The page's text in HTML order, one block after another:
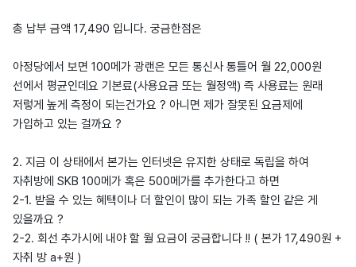
총 납부 금액 17,490 입니다. 궁금한점은
아정당에서 보면 100메가 광랜은 모든 통신사 통틀어 월 22,000원
선에서 평균인데요 기본료(사용요금 또는 월정액) 즉 사용료는 원래
저렇게 높게 측정이 되는건가요 ? 아니면 제가 잘못된 요금제에
가입하고 있는 걸까요 ?
2. 지금 이 상태에서 본가는 인터넷은 유지한 상태로 독립을 하여
자취방에 SKB 100메가 혹은 500메가를 추가한다고 하면
2-1. 받을 수 있는 혜택이나 더 할인이 많이 되는 가족 할인 같은 게
있을까요 ?
2-2. 회선 추가시에 내야 할 월 요금이 궁금합니다 !! ( 본가 17,490원 +
자취 방 a+원 )